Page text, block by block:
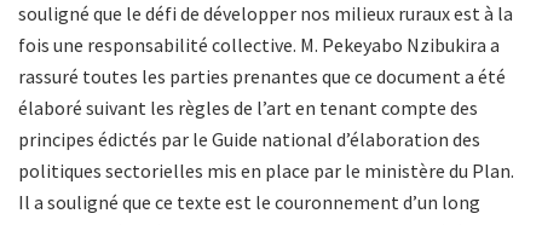
souligné que le défi de développer nos milieux ruraux est à la
fois une responsabilité collective. M. Pekeyabo Nzibukira a
rassuré toutes les parties prenantes que ce document a été
élaboré suivant les règles de l’art en tenant compte des
principes édictés par le Guide national d’élaboration des
politiques sectorielles mis en place par le ministère du Plan.
Il a souligné que ce texte est le couronnement d’un long